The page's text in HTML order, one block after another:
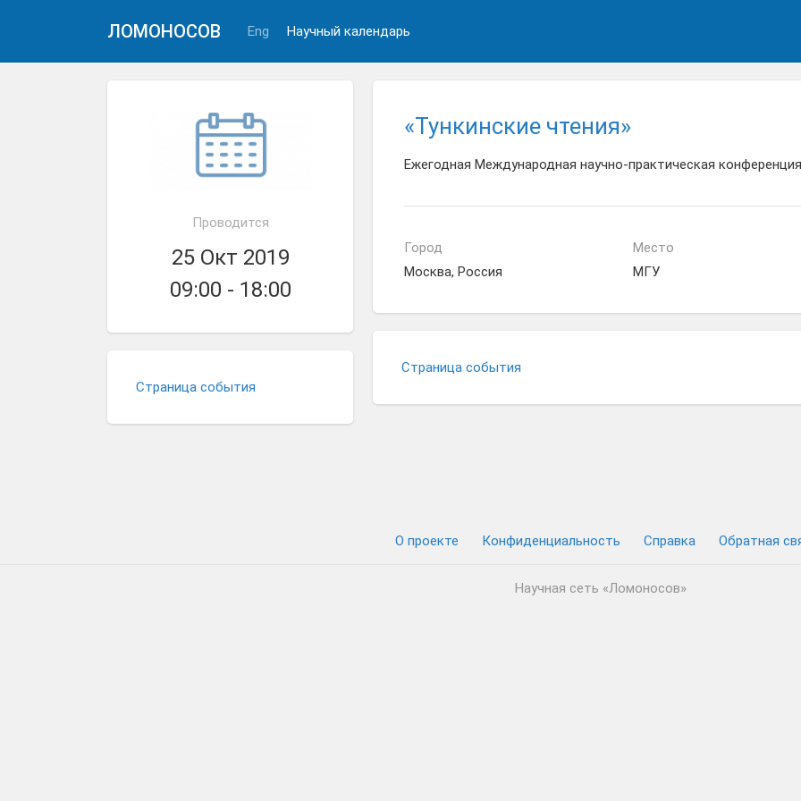
ЛОМОНОСОВ Eng Научный календарь
Проводится
25 Окт 2019
09:00 - 18:00
Страница события
«Тункинские чтения»
Ежегодная Международная научно-практическая
Город
Москва, Россия
Место
МГУ
Страница события
О проекте Конфиденциальность Cправка Обратная
Научная сеть «Ломоносов»